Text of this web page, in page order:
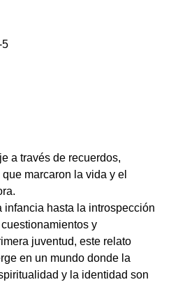
5
a través de recuerdos,
marcaron la vida y el
infancia hasta la introspección
y
juventud, este relato
en un mundo donde la
y la identidad son